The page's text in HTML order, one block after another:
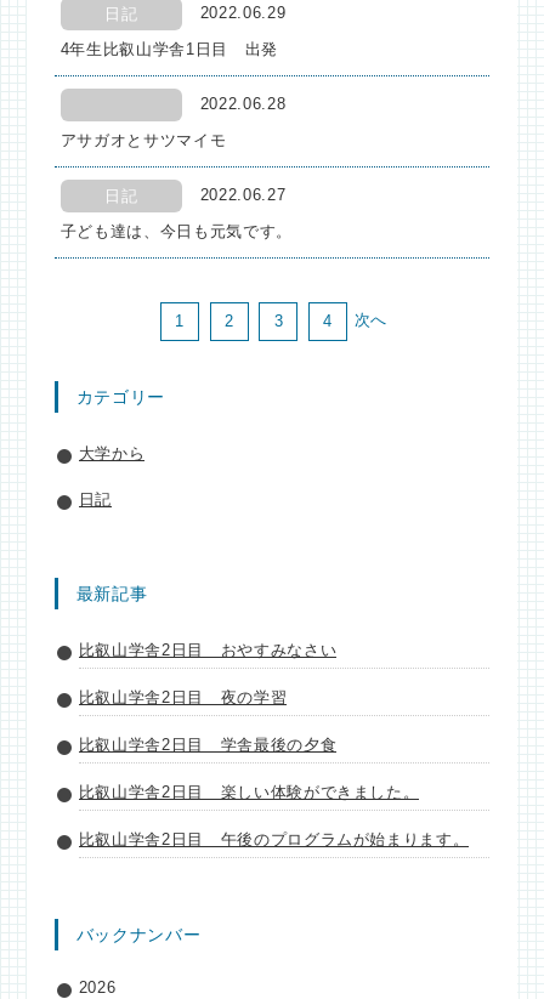
日記 2022.06.29
4年生比叡山学舎1日目 出発
2022.06.28
アサガオとサツマイモ
日記 2022.06.27
子ども達は、今日も元気です。
1 2 3 4 次へ
カテゴリー
大学から
日記
最新記事
比叡山学舎2日目 おやすみなさい
比叡山学舎2日目 夜の学習
比叡山学舎2日目 学舎最後の夕食
比叡山学舎2日目 楽しい体験ができました。
比叡山学舎2日目 午後のプログラムが始まります。
バックナンバー
2026